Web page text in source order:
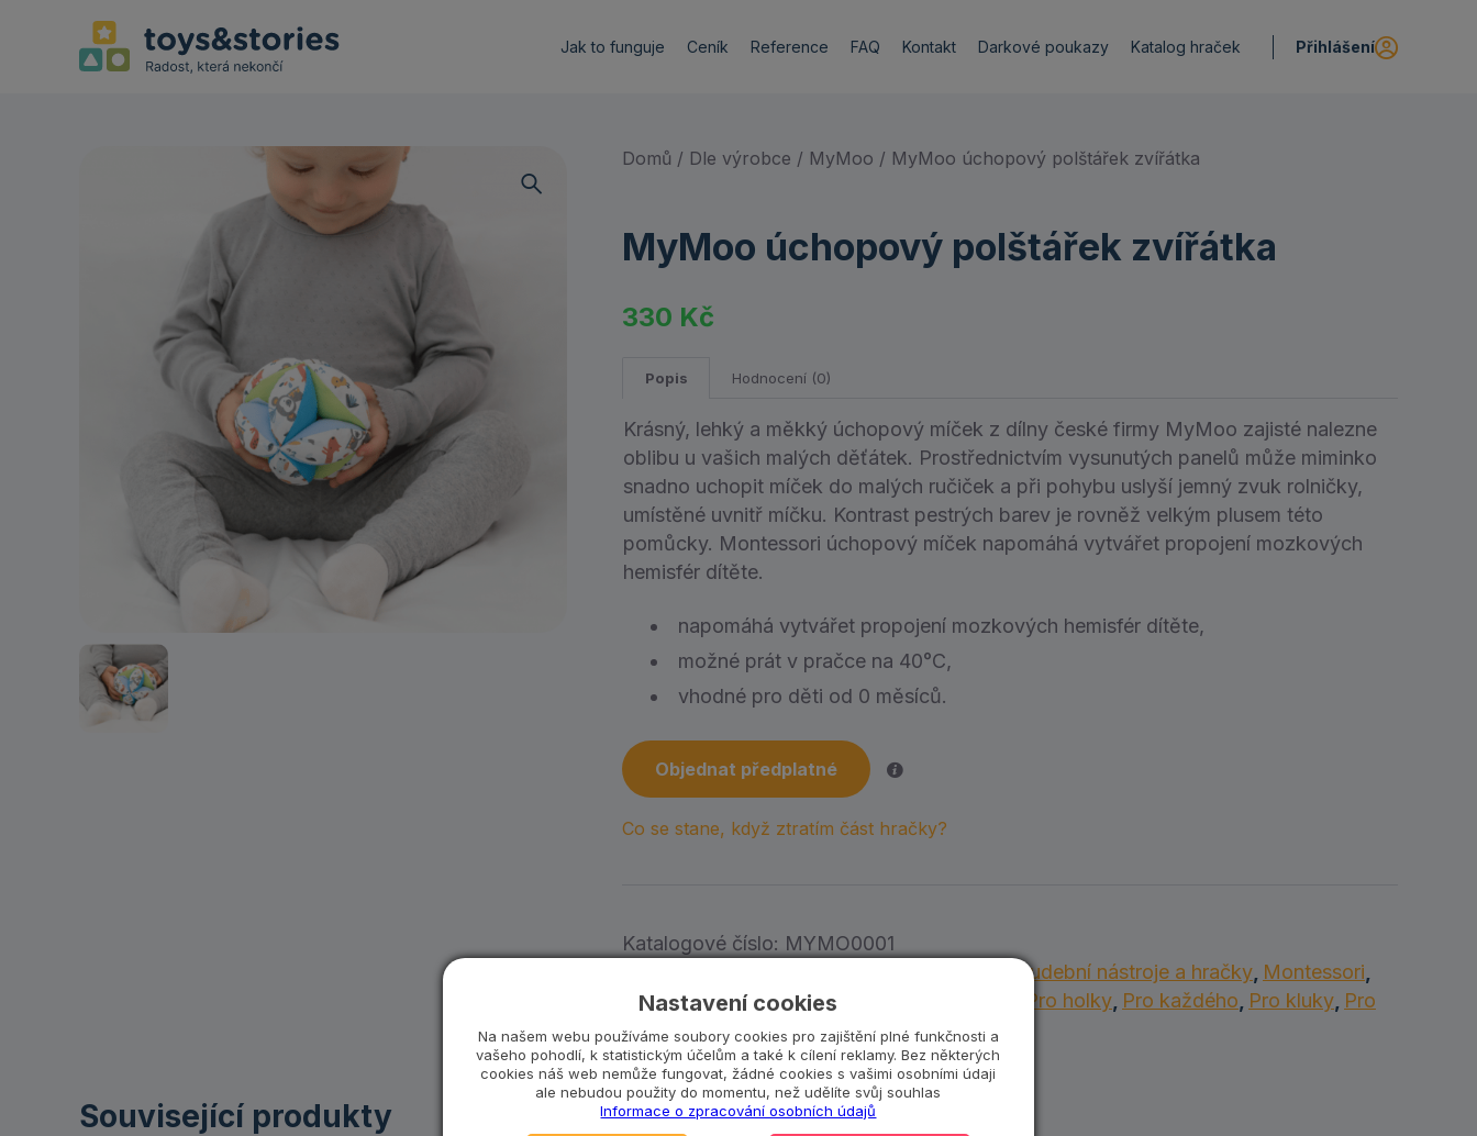
Jak to funguje Ceník Reference FAQ Kontakt Darkové poukazy Katalog hraček Přihlášení
Domů / Dle výrobce / MyMoo / MyMoo úchopový polštářek zvířátka
MyMoo úchopový polštářek zvířátka
330 Kč
Popis Hodnocení (0)
Krásný, lehký a měkký úchopový míček z dílny české firmy MyMoo zajisté nalezne
oblibu u vašich malých děťátek. Prostřednictvím vysunutých panelů může miminko
snadno uchopit míček do malých ručiček a při pohybu uslyší jemný zvuk rolničky,
umístěné uvnitř míčku. Kontrast pestrých barev je rovněž velkým plusem této
pomůcky. Montessori úchopový míček napomáhá vytvářet propojení mozkových
hemisfér dítěte.
napomáhá vytvářet propojení mozkových hemisfér dítěte,
možné prát v pračce na 40°C,
vhodné pro děti od 0 měsíců.
Objednat předplatné
Co se stane, když ztratím část hračky?
Katalogové číslo: MYMO0001
Hudební nástroje a hračky Montessori
Motorické hračky,MyMoo Pro holky Pro každého Pro kluky Pro
miminko,Vzdělávací hračky
Související produkty
Nastavení cookies
Na našem webu používáme soubory cookies pro zajištění plné funkčnosti a
vašeho pohodlí, k statistickým účelům a také k cílení reklamy. Bez některých
cookies náš web nemůže fungovat, žádné cookies s vašimi osobními údaji
ale nebudou použity do momentu, než udělíte svůj souhlas
Informace o zpracování osobních údajů